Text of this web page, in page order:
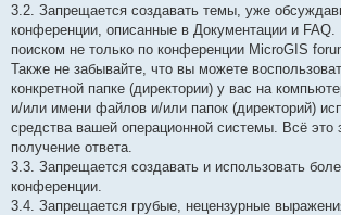
3.2. Запрещается создавать темы, уже
конференции, описанные в Документации и FAQ.
поиском не только по конференции MicroGIS
Также не забывайте, что вы можете
конкретной папке (директории) у вас на
и/или имени файлов и/или папок (директорий)
средства вашей операционной системы. Всё это
получение ответа.
3.3. Запрещается создавать и использовать
конференции.
3.4. Запрещается грубые, нецензурные